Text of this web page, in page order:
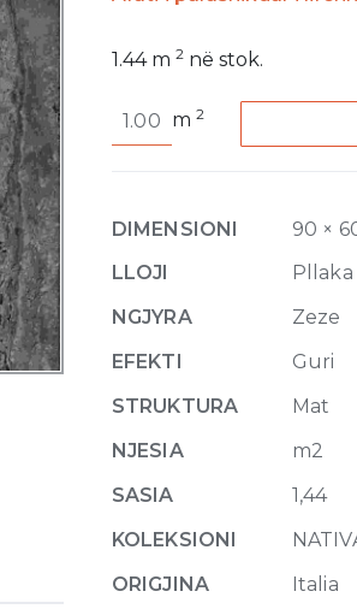
1.44 m2 në stok.
Vena
60
x
Edge
Rectified
m2
DIMENSIONI
90 ×
LLOJI
Pllaka
NGJYRA
Zeze
EFEKTI
Guri
STRUKTURA
Mat
NJESIA
m2
SASIA
1,44
KOLEKSIONI
ORIGJINA
Italia